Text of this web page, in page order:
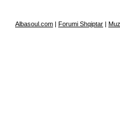
Albasoul.com | Forumi Shqiptar |